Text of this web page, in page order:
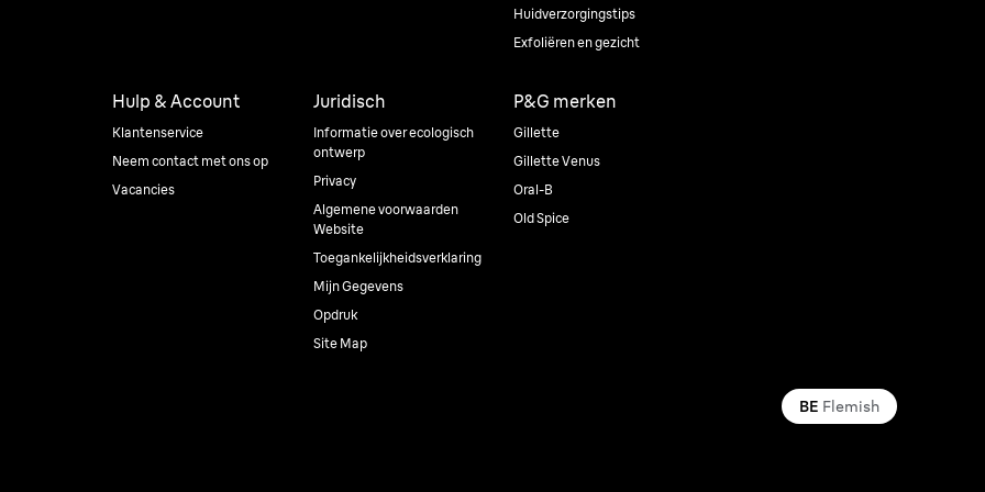
Huidverzorgingstips
Exfoliëren en gezicht
Hulp & Account
Klantenservice
Neem contact met ons op
Vacancies
Juridisch
Informatie over ecologisch
ontwerp
Privacy
Algemene voorwaarden
Website
Toegankelijkheidsverklaring
Mijn Gegevens
Opdruk
Site Map
P&G merken
Gillette
Gillette Venus
Oral-B
Old Spice
BE Flemish